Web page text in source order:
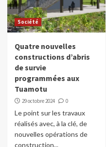
Société
Quatre nouvelles
constructions d’abris
de survie
programmées aux
Tuamotu
29 octobre 2024 0
Le point sur les travaux
réalisés avec, à la clé, de
nouvelles opérations de
construction...